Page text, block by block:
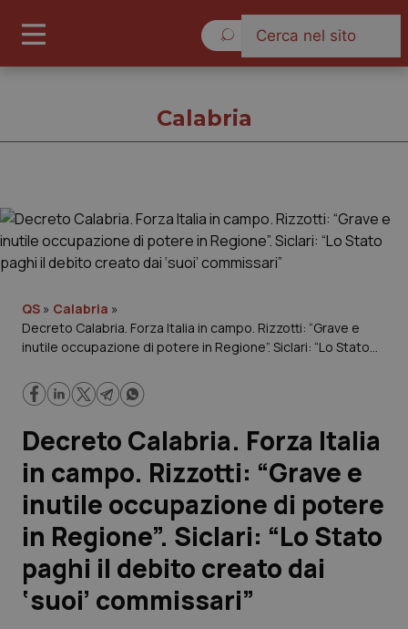
Cronache
Governo e Parlamento
Regioni e Asl
Lavoro e Professioni
Scienza e Farmaci
Studi e Analisi
Lettere al direttore
Edizioni Regionali
Calabria
QS » Calabria »
Decreto Calabria. Forza Italia in campo. Rizzotti: “Grave e
inutile occupazione di potere in Regione”. Siclari: “Lo Stato
Decreto Calabria. Forza Italia
in campo. Rizzotti: “Grave e
inutile occupazione di potere
in Regione”. Siclari: “Lo Stato
paghi il debito creato dai
‘suoi’ commissari”